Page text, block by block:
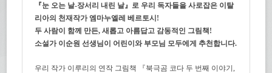
『눈 오는 날-장서리 내린 날』로 우리 독자들을 사로잡은 이탈
리아의 천재작가 엠마누엘레 베르토시!
두 사람이 함께 만든, 새롭고 아름답고 감동적인 그림책!
소설가 이순원 선생님이 어린이와 부모님 모두에게 추천합니다.
우리 작가 이루리의 연작 그림책 『북극곰 코다 두 번째 이야기,